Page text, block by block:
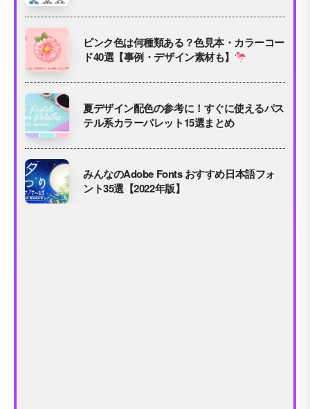
ピンク色は何種類ある？色見本・カラーコー
ド40選【事例・デザイン素材も】
夏デザイン配色の参考に！すぐに使えるパス
テル系カラーパレット15選まとめ
みんなのAdobe Fonts おすすめ日本語フォ
ント35選【2022年版】